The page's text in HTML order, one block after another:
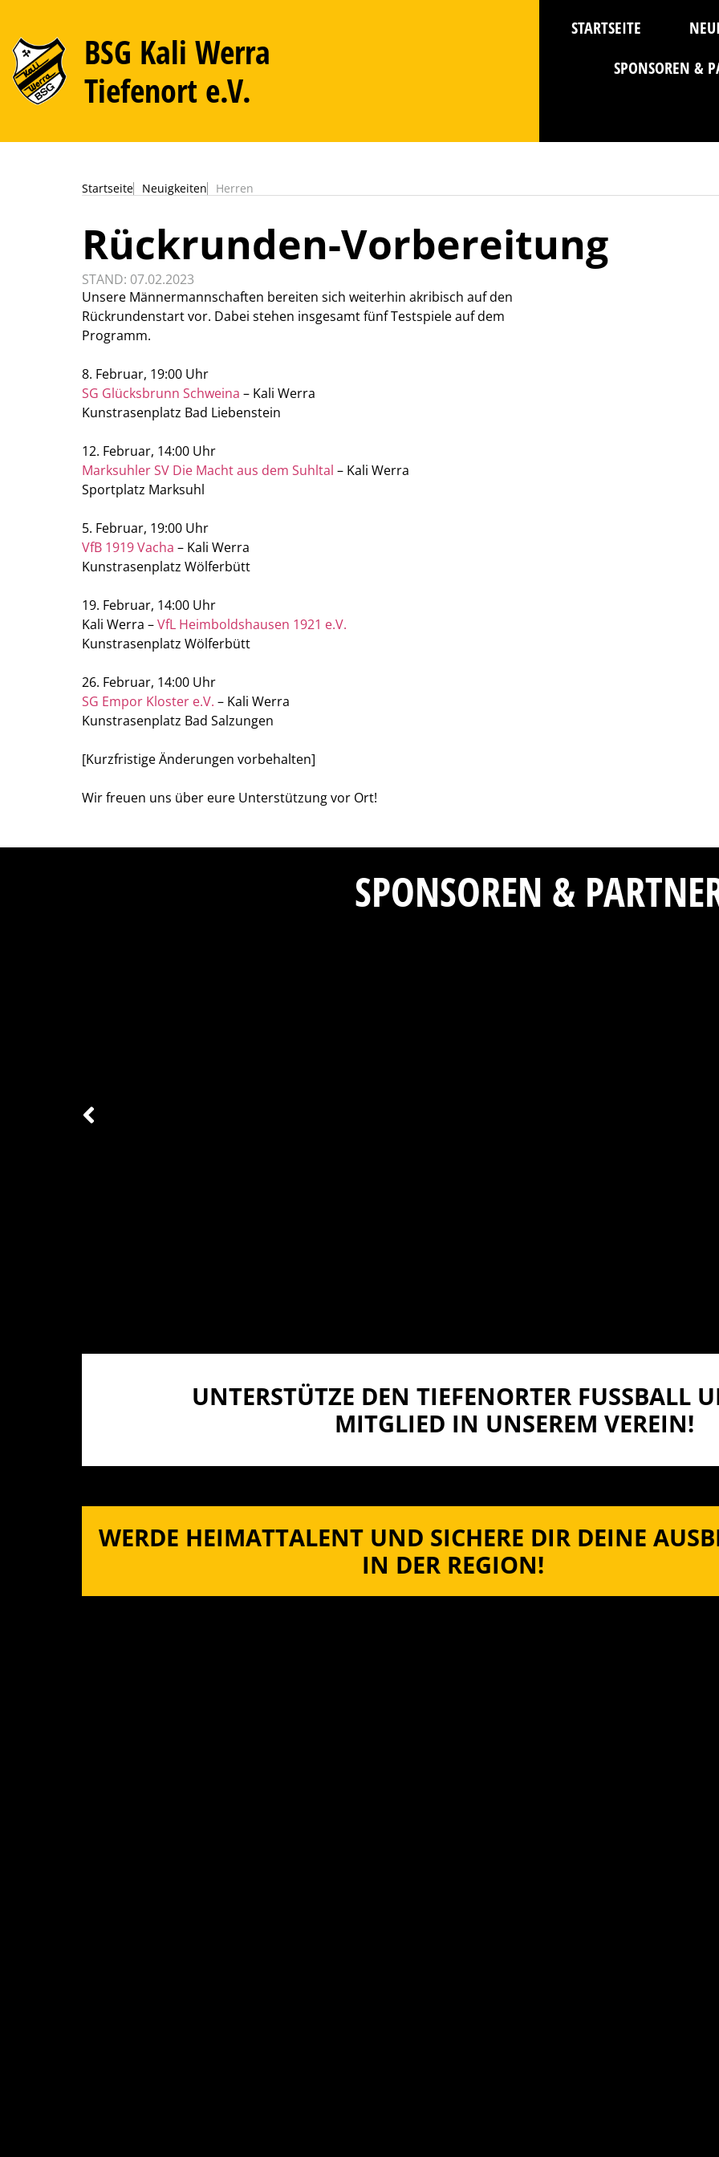
BSG Kali Werra
Tiefenort e.V.
STARTSEITE
SPONSOREN &
Startseite Neuigkeiten Herren
Rückrunden-Vorbereitung
STAND: 07.02.2023
Unsere Männermannschaften bereiten sich weiterhin akribisch auf den
Rückrundenstart vor. Dabei stehen insgesamt fünf Testspiele auf dem
Programm.
8. Februar, 19:00 Uhr
SG Glücksbrunn Schweina – Kali Werra
Kunstrasenplatz Bad Liebenstein
12. Februar, 14:00 Uhr
Marksuhler SV Die Macht aus dem Suhltal – Kali Werra
Sportplatz Marksuhl
5. Februar, 19:00 Uhr
VfB 1919 Vacha – Kali Werra
Kunstrasenplatz Wölferbütt
19. Februar, 14:00 Uhr
Kali Werra –VfL Heimboldshausen 1921 e.V.
Kunstrasenplatz Wölferbütt
26. Februar, 14:00 Uhr
SG Empor Kloster e.V. – Kali Werra
Kunstrasenplatz Bad Salzungen
[Kurzfristige Änderungen vorbehalten]
Wir freuen uns über eure Unterstützung vor Ort!
SPONSOREN &
UNTERSTÜTZE DEN TIEFENORTER FUSSBALL
ITGLIED IN UNSEREM VEREIN!
WERDE HEIMATTALENT UND SICHERE DIR DEINE
IN DER REGION!